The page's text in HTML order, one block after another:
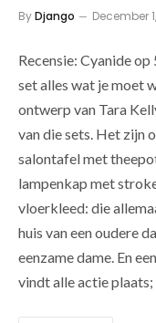
ByDjango December
Recensie: Cyanide op
set alles wat je moet
ontwerp van Tara
van die sets. Het zijn
salontafel met
lampenkap met
vloerkleed: die
huis van een oudere
eenzame dame. En
vindt alle actie